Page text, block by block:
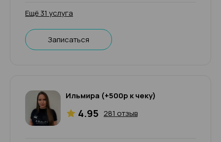
Ещё 31 услуга
Записаться
Ильмира (+500р к чеку)
4.95 281 отзыв